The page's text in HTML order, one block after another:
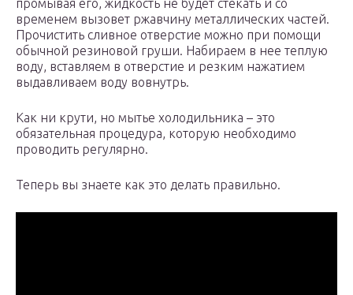
промывая его, жидкость не будет стекать и со
временем вызовет ржавчину металлических частей.
Прочистить сливное отверстие можно при помощи
обычной резиновой груши. Набираем в нее теплую
воду, вставляем в отверстие и резким нажатием
выдавливаем воду вовнутрь.
Как ни крути, но мытье холодильника – это
обязательная процедура, которую необходимо
проводить регулярно.
Теперь вы знаете как это делать правильно.